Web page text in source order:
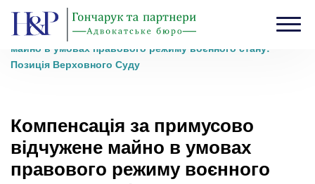
Головна Блог›Компенсація за примусово відчужене
майно в умовах правового режиму воєнного стану:
Позиція Верховного Суду
Компенсація за примусово
відчужене майно в умовах
правового режиму воєнного